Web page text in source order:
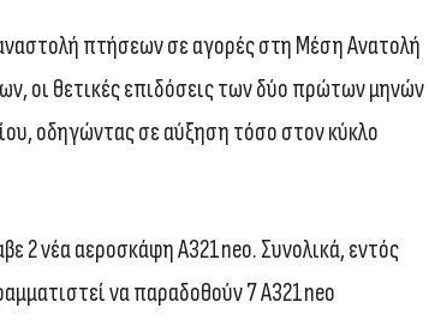
πτήσεων σε αγορές στη Μέση Ανατολή
οι θετικές επιδόσεις των δύο πρώτων μηνών
οδηγώντας σε αύξηση τόσο στον κύκλο
2 νέα αεροσκάφη A321neo. Συνολικά, εντός
να παραδοθούν 7 A321neo